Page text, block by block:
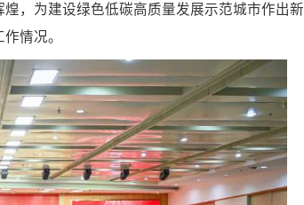
，为建设绿色低碳高质量发展示范城市作出新
情况。